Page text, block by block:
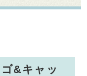
&キャッ